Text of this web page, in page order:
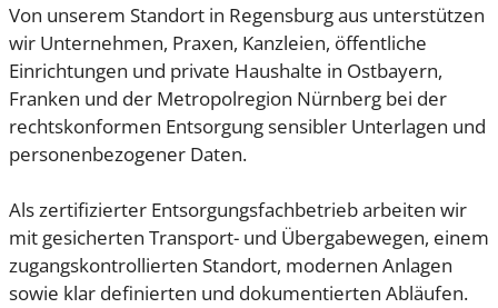
Von unserem Standort in Regensburg aus unterstützen
wir Unternehmen, Praxen, Kanzleien, öffentliche
Einrichtungen und private Haushalte in Ostbayern,
Franken und der Metropolregion Nürnberg bei der
rechtskonformen Entsorgung sensibler Unterlagen und
personenbezogener Daten.
Als zertifizierter Entsorgungsfachbetrieb arbeiten wir
mit gesicherten Transport- und Übergabewegen, einem
zugangskontrollierten Standort, modernen Anlagen
sowie klar definierten und dokumentierten Abläufen.